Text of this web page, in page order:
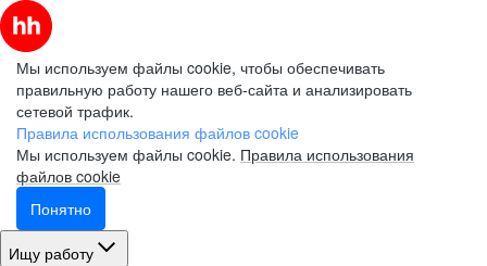
Мы используем файлы cookie, чтобы обеспечивать
правильную работу нашего веб-сайта и анализировать
сетевой трафик.
Правила использования файлов cookie
Мы используем файлы cookie. Правила использования
файлов cookie
Понятно
Ищу работу